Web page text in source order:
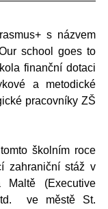
s názvem
school goes to
finanční dotaci
a metodické
pracovníky ZŠ
školním roce
zahraniční stáž v
(Executive
ve městě St.